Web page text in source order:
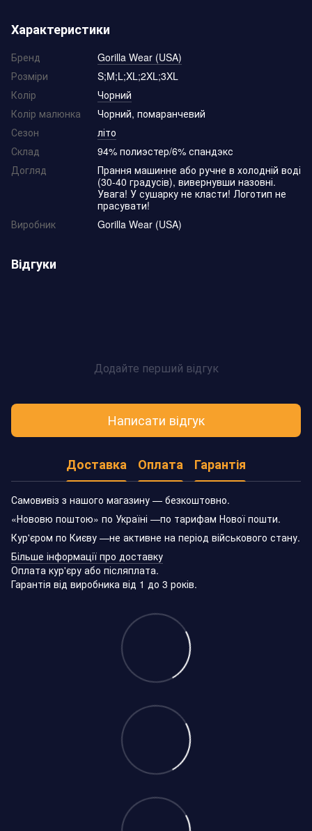
Характеристики
Бренд
Gorilla Wear (USA)
Розміри
S;M;L;XL;2XL;3XL
Колір
Чорний
Колір малюнка
Чорний, помаранчевий
Сезон
літо
Склад
94% полиэстер/6% спандэкс
Догляд
Прання машинне або ручне в холодній воді
(30-40 градусів), вивернувши назовні.
Увага! У сушарку не класти! Логотип не
прасувати!
Виробник
Gorilla Wear (USA)
Відгуки
Додайте перший відгук
Написати відгук
Доставка Оплата Гарантія
Самовивіз з нашого магазину — безкоштовно.
«Нововю поштою» по Україні —по тарифам Нової пошти.
Кур'єром по Києву —не активне на період військового стану.
Більше інформації про доставку
Оплата кур'єру або післяплата.
Гарантія від виробника від 1 до 3 років.